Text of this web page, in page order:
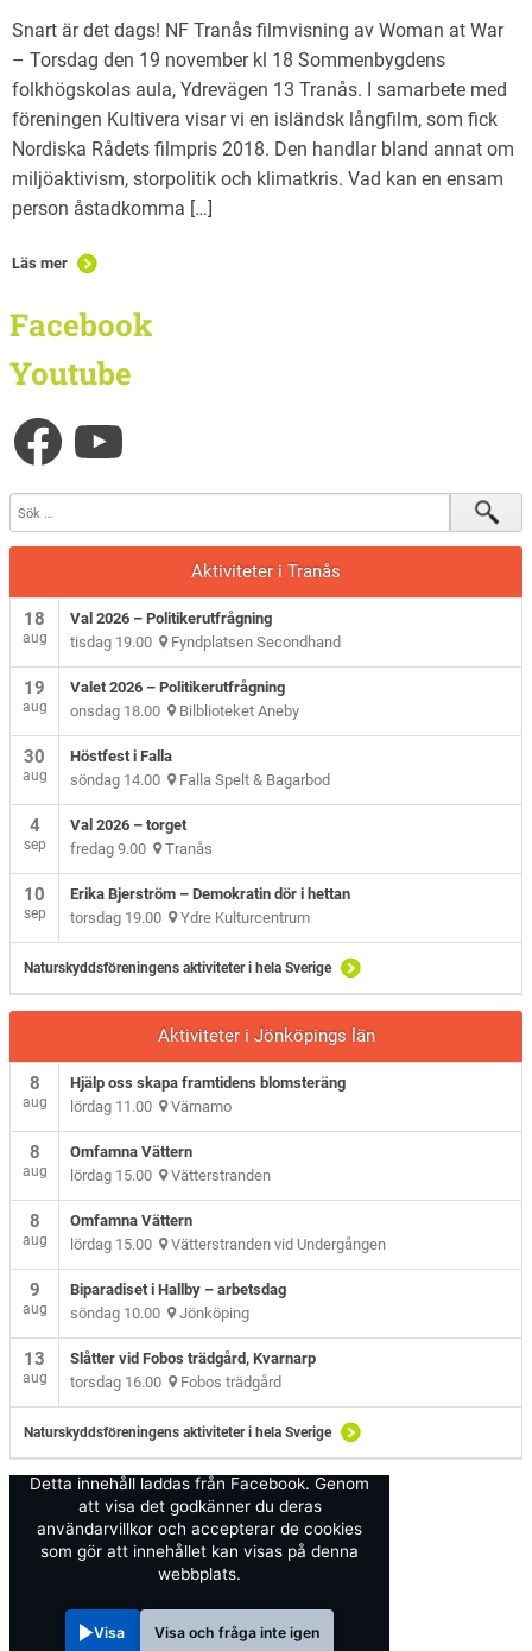
Snart är det dags! NF Tranås filmvisning av Woman at War
– Torsdag den 19 november kl 18 Sommenbygdens
folkhögskolas aula, Ydrevägen 13 Tranås. I samarbete med
föreningen Kultivera visar vi en isländsk långfilm, som fick
Nordiska Rådets filmpris 2018. Den handlar bland annat om
miljöaktivism, storpolitik och klimatkris. Vad kan en ensam
person åstadkomma […]
Läs mer
Facebook
Youtube
Aktiviteter i Tranås
18
aug
Val 2026 – Politikerutfrågning
tisdag 19.00 Fyndplatsen Secondhand
19
aug
Valet 2026 – Politikerutfrågning
onsdag 18.00 Bilblioteket Aneby
30
aug
Höstfest i Falla
söndag 14.00 Falla Spelt & Bagarbod
4
sep
Val 2026 – torget
fredag 9.00 Tranås
10
sep
Erika Bjerström – Demokratin dör i hettan
torsdag 19.00 Ydre Kulturcentrum
Naturskyddsföreningens aktiviteter i hela Sverige
Aktiviteter i Jönköpings län
8
aug
Hjälp oss skapa framtidens blomsteräng
lördag 11.00 Värnamo
8
aug
Omfamna Vättern
lördag 15.00 Vätterstranden
8
aug
Omfamna Vättern
lördag 15.00 Vätterstranden vid Undergången
9
aug
Biparadiset i Hallby – arbetsdag
söndag 10.00 Jönköping
13
aug
Slåtter vid Fobos trädgård, Kvarnarp
torsdag 16.00 Fobos trädgård
Naturskyddsföreningens aktiviteter i hela Sverige
Detta innehåll laddas från Facebook. Genom
att visa det godkänner du deras
användarvillkor och accepterar de cookies
som gör att innehållet kan visas på denna
webbplats.
Visa Visa och fråga inte igen